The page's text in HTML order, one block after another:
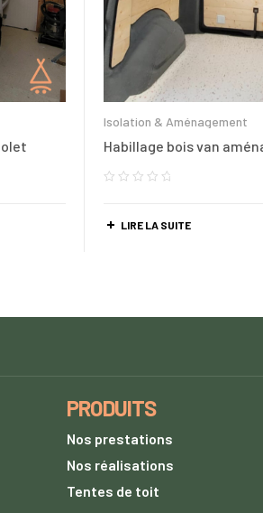
Isolation & Aménagement
Habillage bois van
LIRE LA SUITE
PRODUITS
Nos prestations
Nos réalisations
Tentes de toit